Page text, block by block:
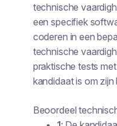
technische
een specifiek
coderen in een
technische
praktische tests
kandidaat is om
Beoordeel